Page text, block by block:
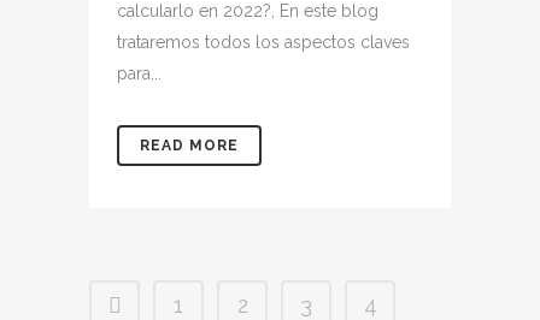
calcularlo en 2022?, En este blog
trataremos todos los aspectos claves
para...
READ MORE
1 2 3
4